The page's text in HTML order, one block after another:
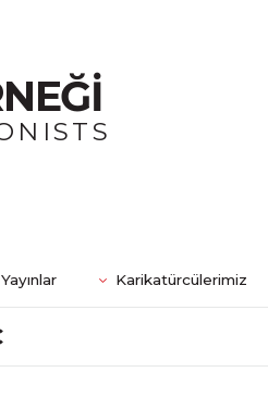
Yayınlar Karikatürcülerimiz